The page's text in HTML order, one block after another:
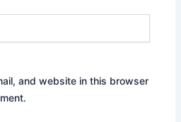
and website in this browser